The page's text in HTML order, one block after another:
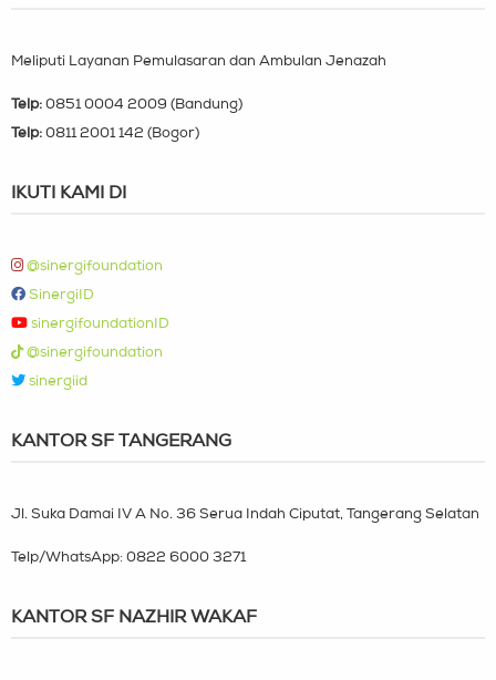
Meliputi Layanan Pemulasaran dan Ambulan Jenazah
Telp: 0851 0004 2009 (Bandung)
Telp: 0811 2001 142 (Bogor)
IKUTI KAMI DI
@sinergifoundation
SinergiID
sinergifoundationID
@sinergifoundation
sinergiid
KANTOR SF TANGERANG
Jl. Suka Damai IV A No. 36 Serua Indah Ciputat, Tangerang Selatan
Telp/WhatsApp: 0822 6000 3271
KANTOR SF NAZHIR WAKAF